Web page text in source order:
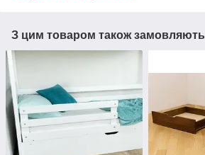
З цим товаром також замовляють